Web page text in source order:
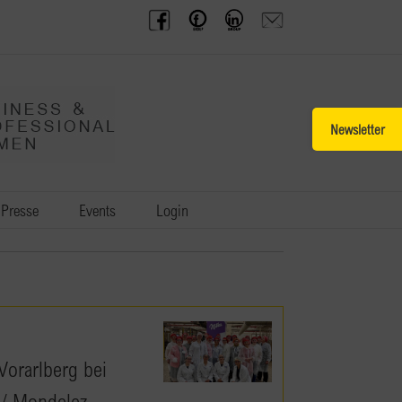
BPW
Austria
Offenes
Frauennetzwerk
BPW
Gruppe
Anfrage
schicken
Presse Events Login
bei
Sliding